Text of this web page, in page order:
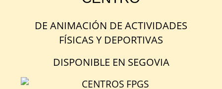
Segovia, Segovia, España
DE ANIMACIÓN DE ACTIVIDADES
FÍSICAS Y DEPORTIVAS
DISPONIBLE EN SEGOVIA